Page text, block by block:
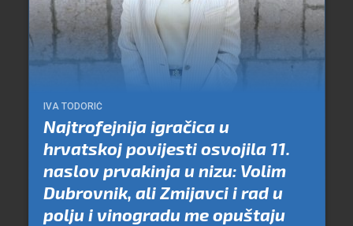
IVA TODORIĆ
Najtrofejnija igračica u
hrvatskoj povijesti osvojila 11.
naslov prvakinja u nizu: Volim
Dubrovnik, ali Zmijavci i rad u
polju i vinogradu me opuštaju